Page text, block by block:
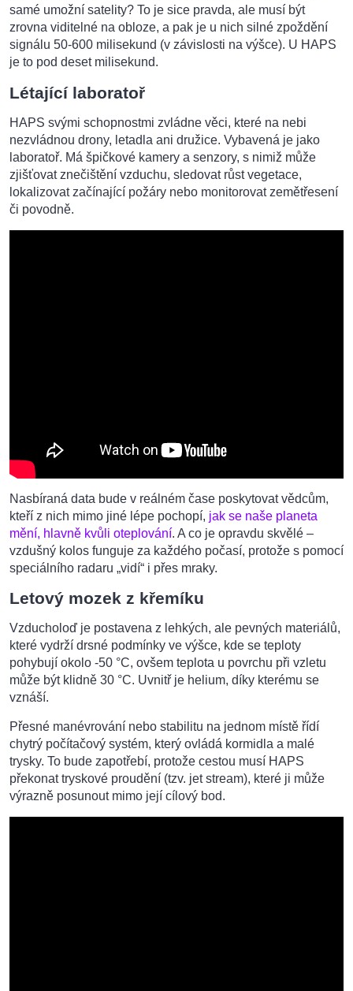
samé umožní satelity? To je sice pravda, ale musí být
zrovna viditelné na obloze, a pak je u nich silné zpoždění
signálu 50-600 milisekund (v závislosti na výšce). U HAPS
je to pod deset milisekund.
Létající laboratoř
HAPS svými schopnostmi zvládne věci, které na nebi
nezvládnou drony, letadla ani družice. Vybavená je jako
laboratoř. Má špičkové kamery a senzory, s nimiž může
zjišťovat znečištění vzduchu, sledovat růst vegetace,
lokalizovat začínající požáry nebo monitorovat zemětřesení
či povodně.
Nasbíraná data bude v reálném čase poskytovat vědcům,
kteří z nich mimo jiné lépe pochopí, jak se naše planeta
mění, hlavně kvůli oteplování. A co je opravdu skvělé –
vzdušný kolos funguje za každého počasí, protože s pomocí
speciálního radaru „vidí“ i přes mraky.
Letový mozek z křemíku
Vzducholoď je postavena z lehkých, ale pevných materiálů,
které vydrží drsné podmínky ve výšce, kde se teploty
pohybují okolo -50 °C, ovšem teplota u povrchu při vzletu
může být klidně 30 °C. Uvnitř je helium, díky kterému se
vznáší.
Přesné manévrování nebo stabilitu na jednom místě řídí
chytrý počítačový systém, který ovládá kormidla a malé
trysky. To bude zapotřebí, protože cestou musí HAPS
překonat tryskové proudění (tzv. jet stream), které ji může
výrazně posunout mimo její cílový bod.